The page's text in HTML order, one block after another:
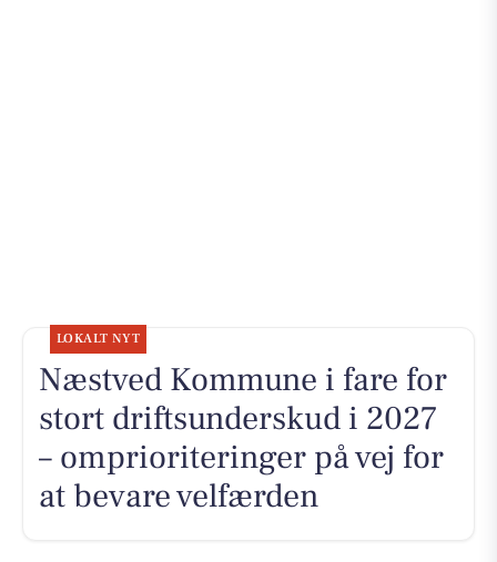
LOKALT NYT
Næstved Kommune i fare for
stort driftsunderskud i 2027
– omprioriteringer på vej for
at bevare velfærden